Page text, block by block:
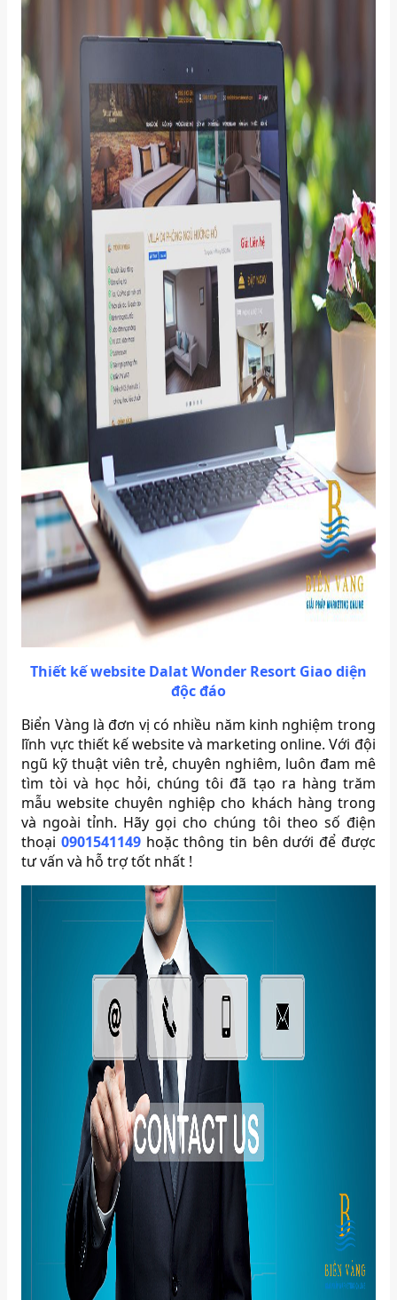
Thiết kế website Dalat Wonder Resort Giao diện
độc đáo
Biển Vàng là đơn vị có nhiều năm kinh nghiệm trong
lĩnh vực thiết kế website và marketing online. Với đội
ngũ kỹ thuật viên trẻ, chuyên nghiêm, luôn đam mê
tìm tòi và học hỏi, chúng tôi đã tạo ra hàng trăm
mẫu website chuyên nghiệp cho khách hàng trong
và ngoài tỉnh. Hãy gọi cho chúng tôi theo số điện
thoại0901541149 hoặc thông tin bên dưới để được
tư vấn và hỗ trợ tốt nhất !